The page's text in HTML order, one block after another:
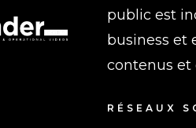
public est
business et
contenus et
RÉSEAUX